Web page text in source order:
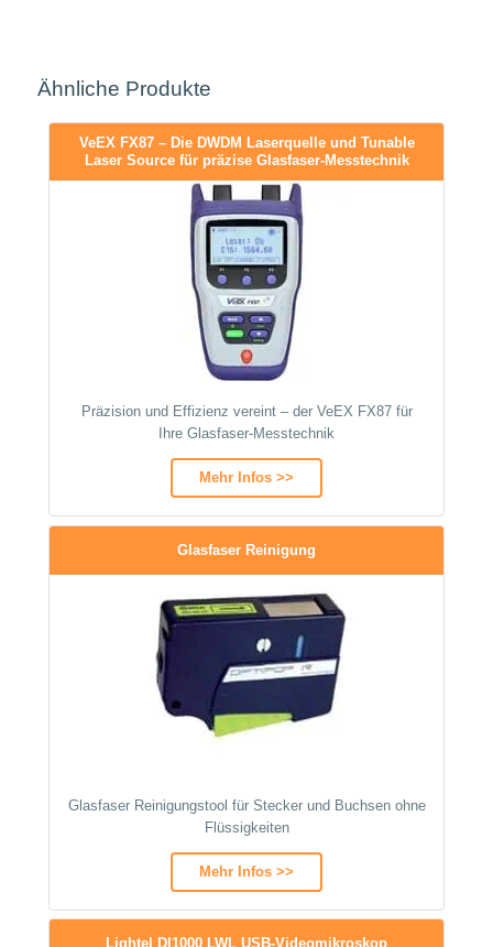
Ähnliche Produkte
VeEX FX87 – Die DWDM Laserquelle und Tunable
Laser Source für präzise Glasfaser-Messtechnik
Präzision und Effizienz vereint – der VeEX FX87 für
Ihre Glasfaser-Messtechnik
Mehr Infos >>
Glasfaser Reinigung
Glasfaser Reinigungstool für Stecker und Buchsen ohne
Flüssigkeiten
Mehr Infos >>
Lightel DI1000 LWL USB-Videomikroskop